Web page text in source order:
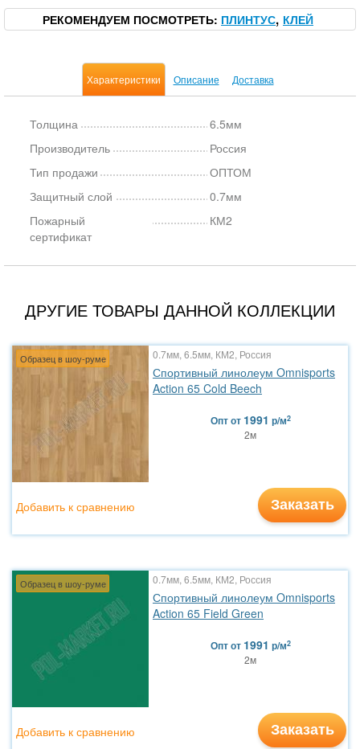
РЕКОМЕНДУЕМ ПОСМОТРЕТЬ ПЛИНТУС КЛЕЙ
Характеристики Описание Доставка
Толщина
6.5мм
Производитель
Россия
Тип продажи
ОПТОМ
Защитный слой
0.7мм
Пожарный
сертификат
КМ2
ДРУГИЕ ТОВАРЫ ДАННОЙ КОЛЛЕКЦИИ
Образец в шоу-руме 0.7мм, 6.5мм, КМ2, Россия
Спортивный линолеум Omnisports
Action 65 Cold Beech
Оптот 1991 р/м2
2м
Заказать
Добавить к сравнению
Образец в шоу-руме 0.7мм, 6.5мм, КМ2, Россия
Спортивный линолеум Omnisports
Action 65 Field Green
Оптот 1991 р/м2
2м
Заказать
Добавить к сравнению